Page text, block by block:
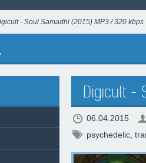
- Soul Samadhi (2015) MP3 / 320 kbps
Digicult -
06.04.2015
psychedelic